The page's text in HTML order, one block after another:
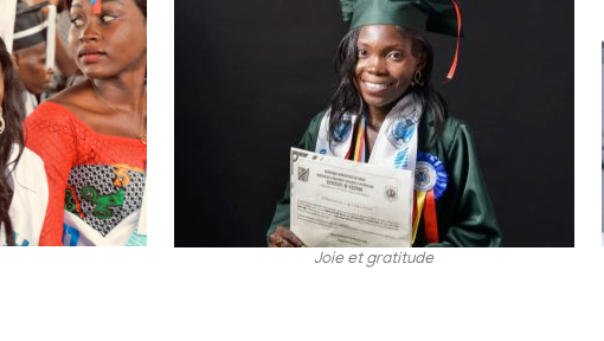
Joie et gratitude